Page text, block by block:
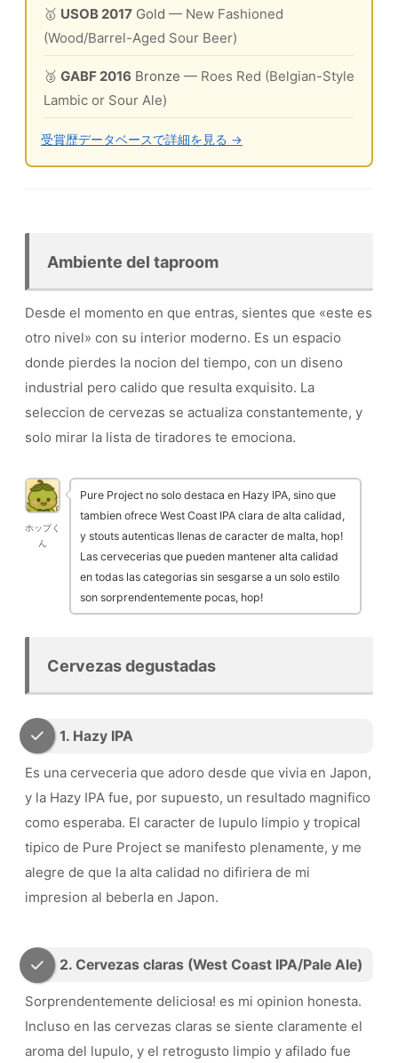
🥇 USOB 2017 Gold — New Fashioned
(Wood/Barrel-Aged Sour Beer)
🥉 GABF 2016 Bronze — Roes Red (Belgian-Style
Lambic or Sour Ale)
受賞歴データベースで詳細を見る →
Ambiente del taproom
Desde el momento en que entras, sientes que «este es
otro nivel» con su interior moderno. Es un espacio
donde pierdes la nocion del tiempo, con un diseno
industrial pero calido que resulta exquisito. La
seleccion de cervezas se actualiza constantemente, y
solo mirar la lista de tiradores te emociona.
ホップく
ん
Pure Project no solo destaca en Hazy IPA, sino que
tambien ofrece West Coast IPA clara de alta calidad,
y stouts autenticas llenas de caracter de malta, hop!
Las cervecerias que pueden mantener alta calidad
en todas las categorias sin sesgarse a un solo estilo
son sorprendentemente pocas, hop!
Cervezas degustadas
1. Hazy IPA
Es una cerveceria que adoro desde que vivia en Japon,
y la Hazy IPA fue, por supuesto, un resultado magnifico
como esperaba. El caracter de lupulo limpio y tropical
tipico de Pure Project se manifesto plenamente, y me
alegre de que la alta calidad no difiriera de mi
impresion al beberla en Japon.
2. Cervezas claras (West Coast IPA/Pale Ale)
Sorprendentemente deliciosa! es mi opinion honesta.
Incluso en las cervezas claras se siente claramente el
aroma del lupulo, y el retrogusto limpio y afilado fue